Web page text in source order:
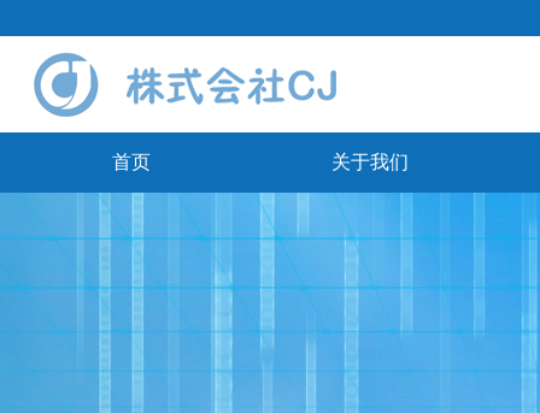
首页 关于我们